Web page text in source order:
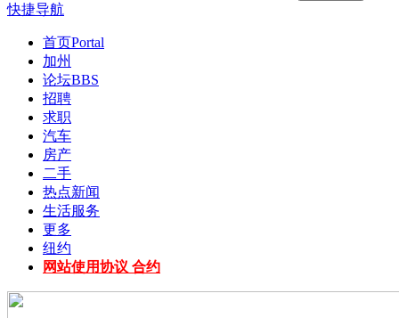
快捷导航
首页Portal
加州
论坛BBS
招聘
求职
汽车
房产
二手
热点新闻
生活服务
更多
纽约
网站使用协议 合约